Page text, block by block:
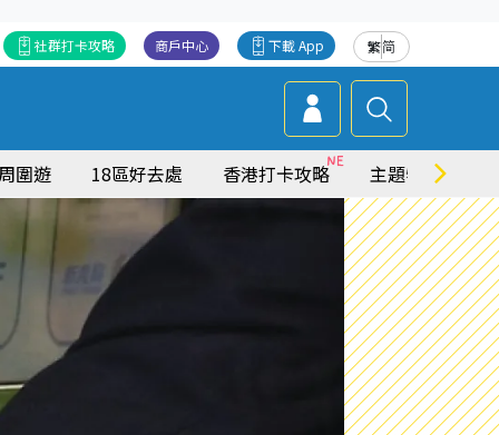
繁简
下載 App
商戶中心
社群打卡攻略
圍遊 18區好去處 香港打卡攻略 主題特集